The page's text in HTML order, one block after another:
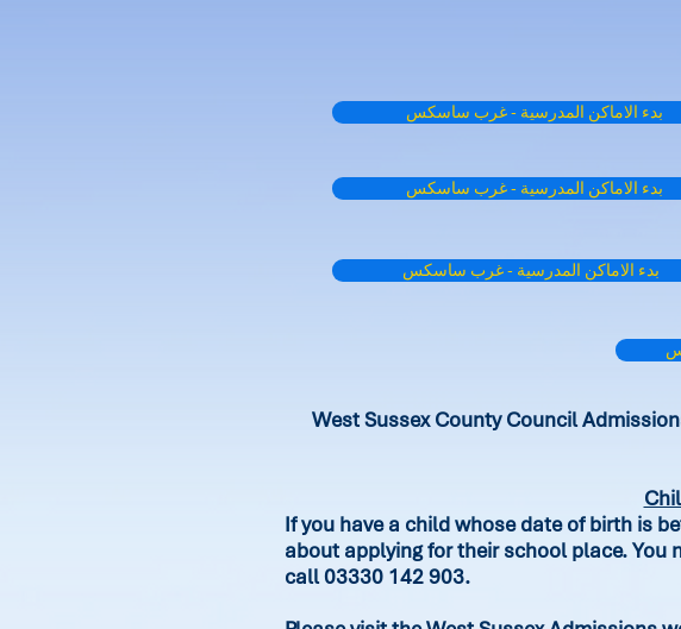
بدء الاماكن المدرسية - غرب ساسكس
بدء الاماكن المدرسية - غرب ساسكس
بدء الاماكن المدرسية - غرب ساسكس
West Sussex County Council
If you have a child whose date of birth is
about applying for their school place. You
call 03330 142 903.